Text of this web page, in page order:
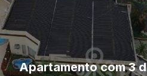
Apartamento com 3